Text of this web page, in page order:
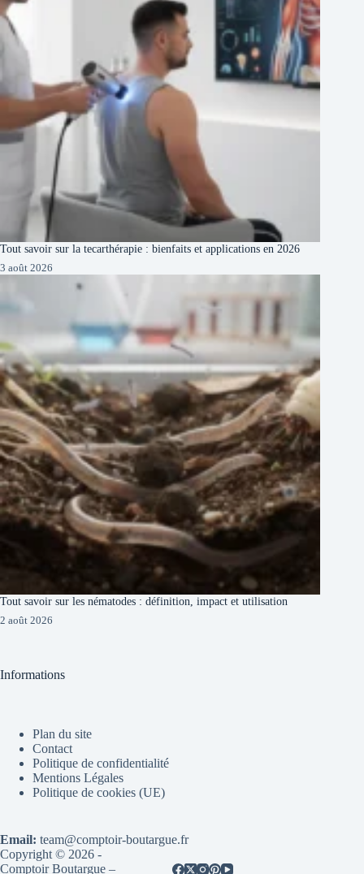
Tout savoir sur la tecarthérapie : bienfaits et applications en 2026
3 août 2026
Tout savoir sur les nématodes : définition, impact et utilisation
2 août 2026
Informations
Plan du site
Contact
Politique de confidentialité
Mentions Légales
Politique de cookies (UE)
Email: team@comptoir-boutargue.fr
Copyright © 2026 -
Comptoir Boutargue –